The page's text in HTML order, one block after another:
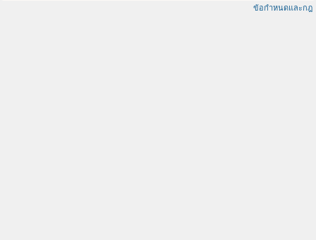
ข้อกำหนดและกฎ